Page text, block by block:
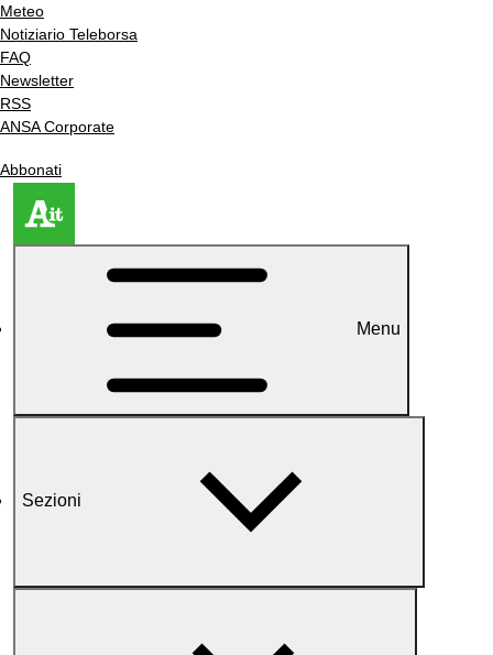
Meteo
Notiziario Teleborsa
FAQ
Newsletter
RSS
ANSA Corporate
Abbonati
Menu
Sezioni